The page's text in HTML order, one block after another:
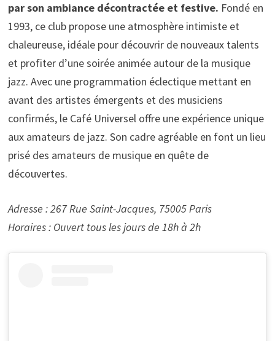
par son ambiance décontractée et festive. Fondé en
1993, ce club propose une atmosphère intimiste et
chaleureuse, idéale pour découvrir de nouveaux talents
et profiter d’une soirée animée autour de la musique
jazz. Avec une programmation éclectique mettant en
avant des artistes émergents et des musiciens
confirmés, le Café Universel offre une expérience unique
aux amateurs de jazz. Son cadre agréable en font un lieu
prisé des amateurs de musique en quête de
découvertes.
Adresse : 267 Rue Saint-Jacques, 75005 Paris
Horaires : Ouvert tous les jours de 18h à 2h